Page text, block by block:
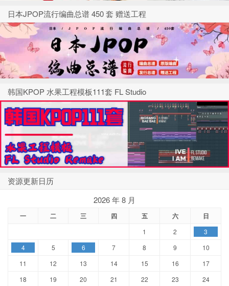
日本JPOP流行编曲总谱 450 套 赠送工程
韩国KPOP 水果工程模板111套 FL Studio
资源更新日历
2026 年 8 月
一 二 三 四 五 六 日
1 2
3
4
5 6 7 8 9
10
11
12 13 14 15 16
17
18
19 20 21 22 23
24